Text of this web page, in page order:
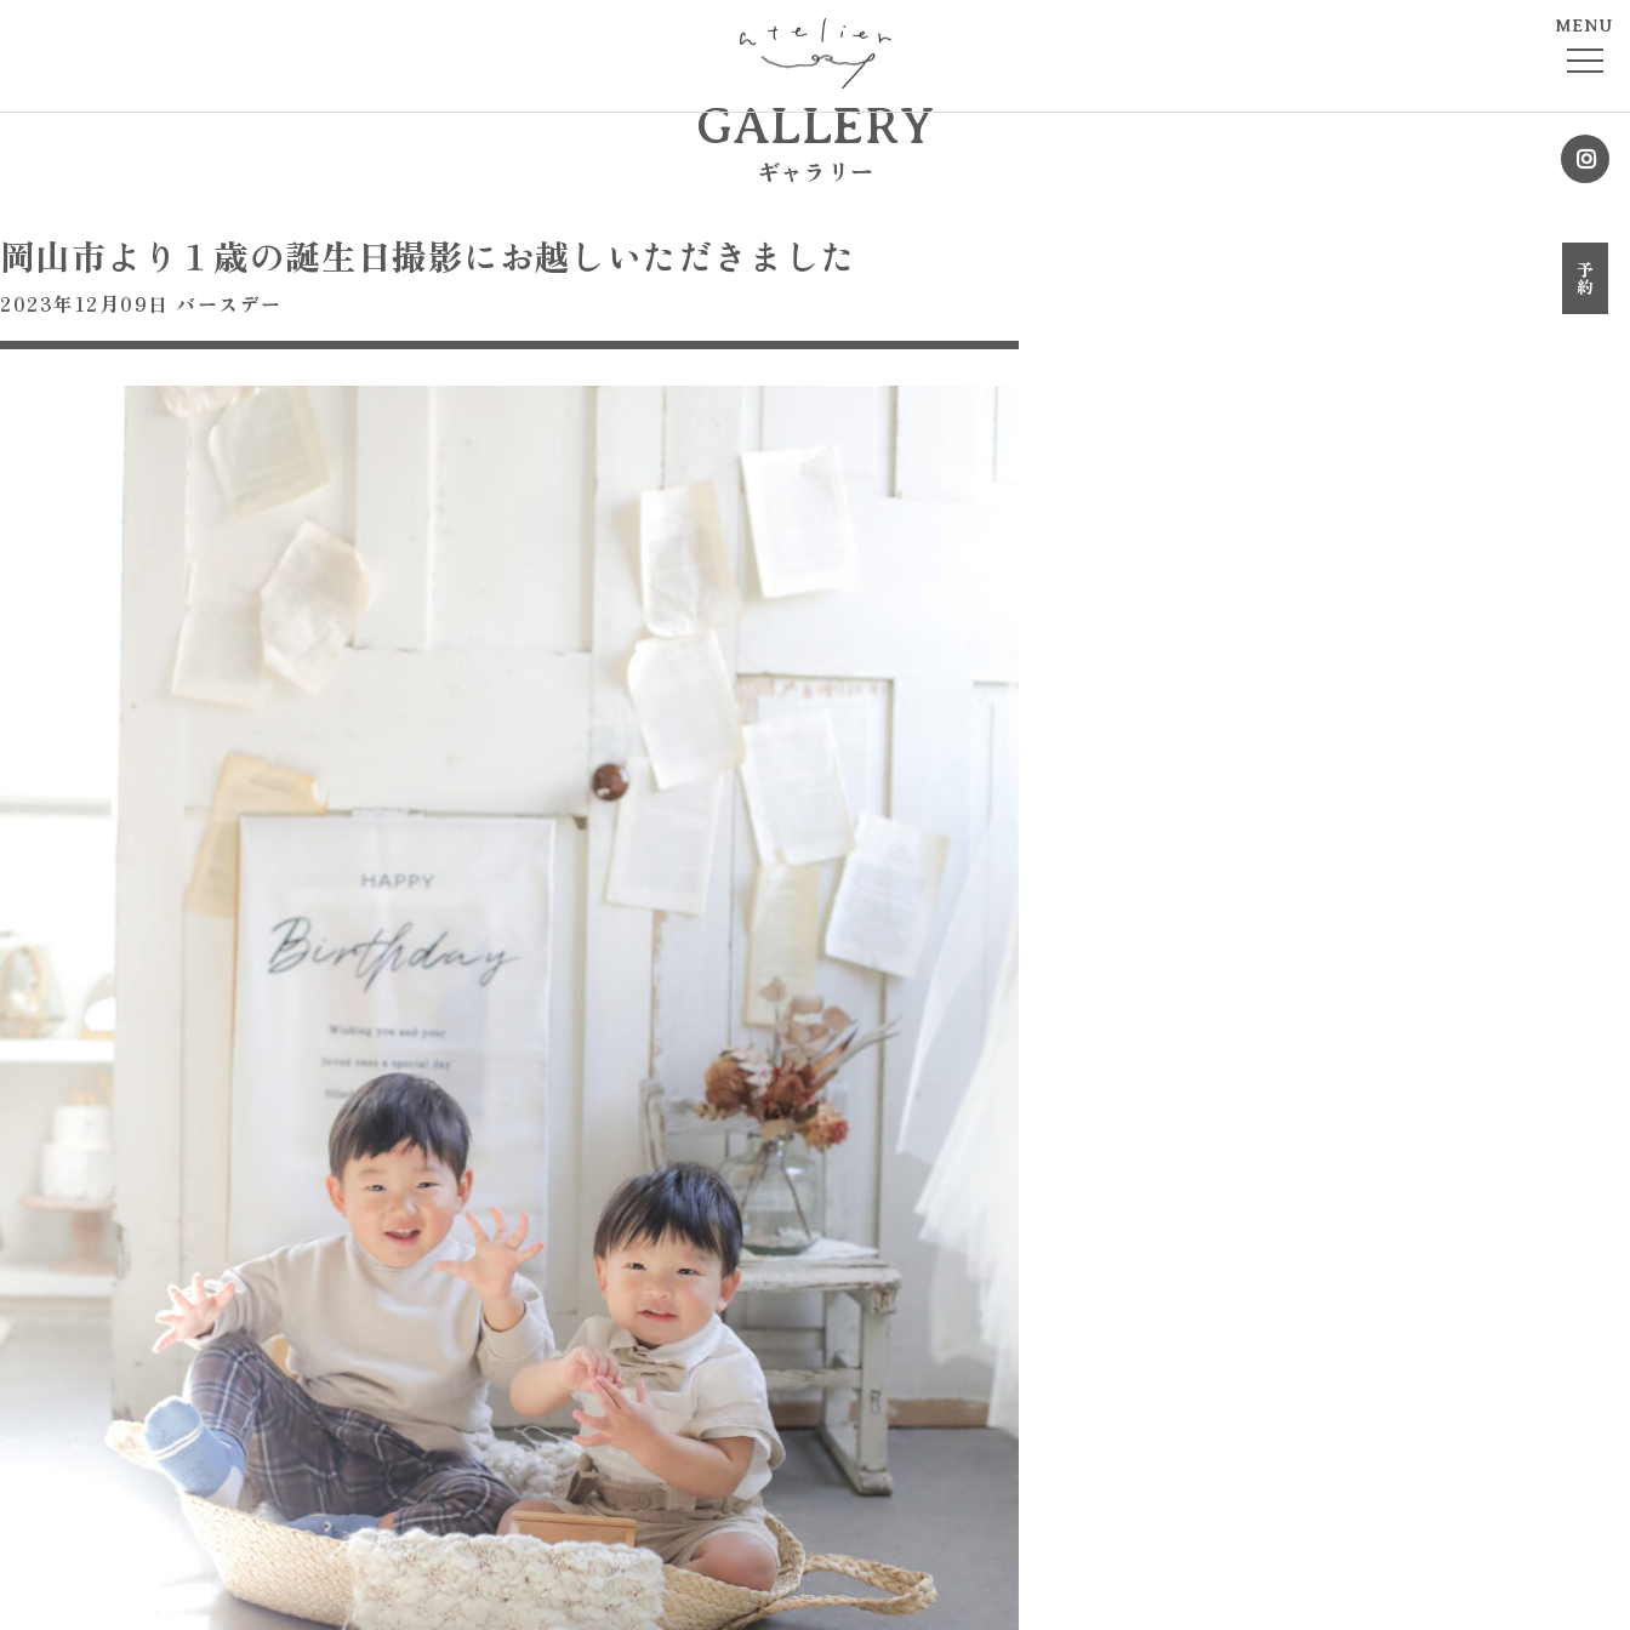
MENU
予約
GALLERY
ギャラリー
岡山市より１歳の誕生日撮影にお越しいただきました
2023年12月09日 バースデー